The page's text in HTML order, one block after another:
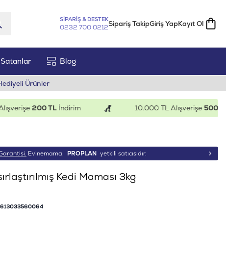
SİPARİŞ & DESTEK
0232 700 0212Sipariş TakipGiriş YapKayıt Ol
Blog
Ürünler
200 TLİndirim 10.000 TL Alışverişe500 TL
Evinemama, PROPLAN yetkili satıcısıdır.
Kedi Maması 3kg